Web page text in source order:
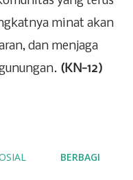
minat akan
dan menjaga
(KN-12)
BERBAGI